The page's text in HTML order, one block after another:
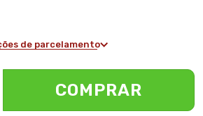
de parcelamento
COMPRAR